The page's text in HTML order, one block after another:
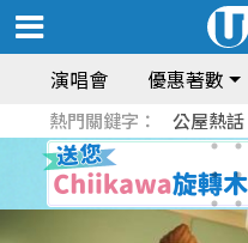
演唱會 優惠著數
熱門關鍵字： 公屋熱話